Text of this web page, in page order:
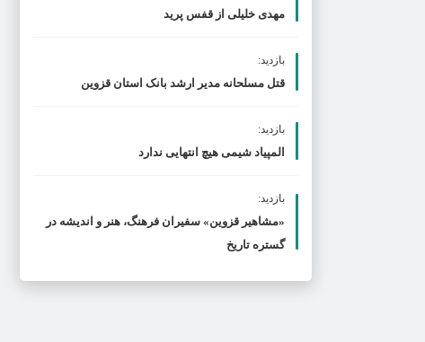
مهدی خلیلی از قفس پرید
بازدید:
قتل مسلحانه مدیر ارشد بانک استان قزوین
بازدید:
المپیاد شیمی هیچ انتهایی ندارد
بازدید:
«مشاهیر قزوین» سفیران فرهنگ، هنر و اندیشه در
گستره تاریخ